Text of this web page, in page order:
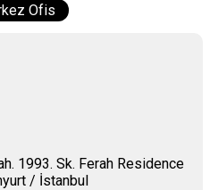
Ofis
1993. Sk. Ferah Residence
/ İstanbul